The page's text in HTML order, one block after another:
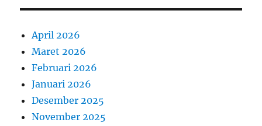
April 2026
Maret 2026
Februari 2026
Januari 2026
Desember 2025
November 2025